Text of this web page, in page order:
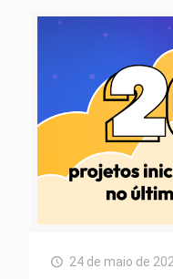
24 de maio de